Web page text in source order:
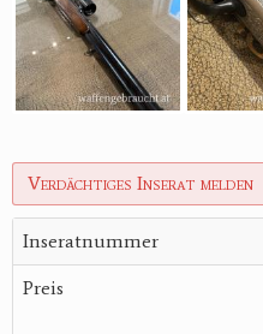
Verdächtiges Inserat melden
Inseratnummer
Preis